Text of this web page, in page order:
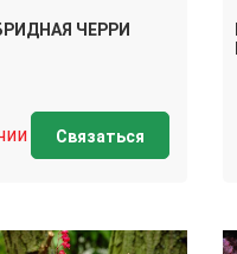
ЧЕРРИ
Связаться